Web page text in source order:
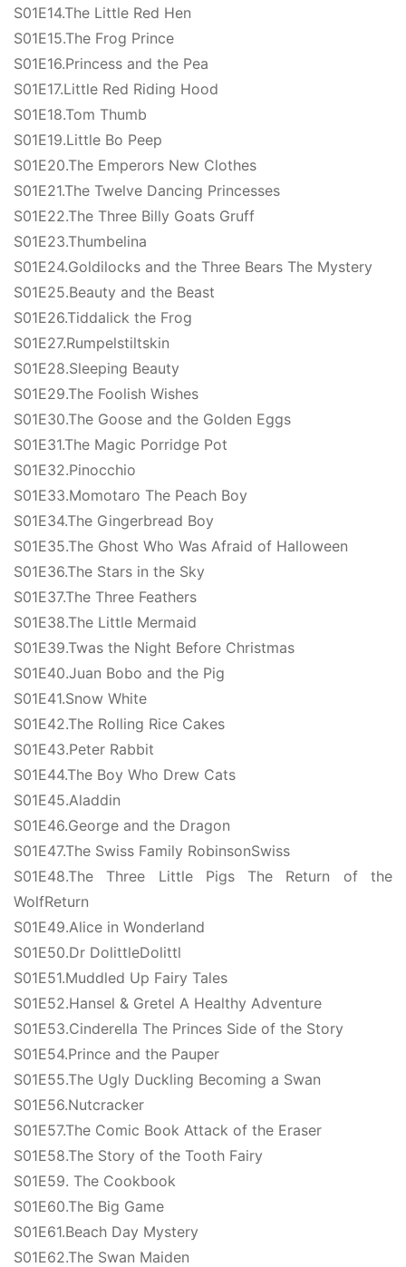
首
页
英
文
资
源
中
文
动
画
动
画
荐
登录
S01E14.The Little Red Hen
S01E15.The Frog Prince
S01E16.Princess and the Pea
S01E17.Little Red Riding Hood
S01E18.Tom Thumb
S01E19.Little Bo Peep
S01E20.The Emperors New Clothes
S01E21.The Twelve Dancing Princesses
S01E22.The Three Billy Goats Gruff
S01E23.Thumbelina
S01E24.Goldilocks and the Three Bears The Mystery
S01E25.Beauty and the Beast
S01E26.Tiddalick the Frog
S01E27.Rumpelstiltskin
S01E28.Sleeping Beauty
S01E29.The Foolish Wishes
S01E30.The Goose and the Golden Eggs
S01E31.The Magic Porridge Pot
S01E32.Pinocchio
S01E33.Momotaro The Peach Boy
S01E34.The Gingerbread Boy
S01E35.The Ghost Who Was Afraid of Halloween
S01E36.The Stars in the Sky
S01E37.The Three Feathers
S01E38.The Little Mermaid
S01E39.Twas the Night Before Christmas
S01E40.Juan Bobo and the Pig
S01E41.Snow White
S01E42.The Rolling Rice Cakes
S01E43.Peter Rabbit
S01E44.The Boy Who Drew Cats
S01E45.Aladdin
S01E46.George and the Dragon
S01E47.The Swiss Family RobinsonSwiss
S01E48.The Three Little Pigs The Return of the
WolfReturn
S01E49.Alice in Wonderland
S01E50.Dr DolittleDolittl
S01E51.Muddled Up Fairy Tales
S01E52.Hansel & Gretel A Healthy Adventure
S01E53.Cinderella The Princes Side of the Story
S01E54.Prince and the Pauper
S01E55.The Ugly Duckling Becoming a Swan
S01E56.Nutcracker
S01E57.The Comic Book Attack of the Eraser
S01E58.The Story of the Tooth Fairy
S01E59. The Cookbook
S01E60.The Big Game
S01E61.Beach Day Mystery
S01E62.The Swan Maiden